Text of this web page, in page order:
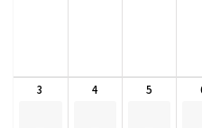
3 4 5